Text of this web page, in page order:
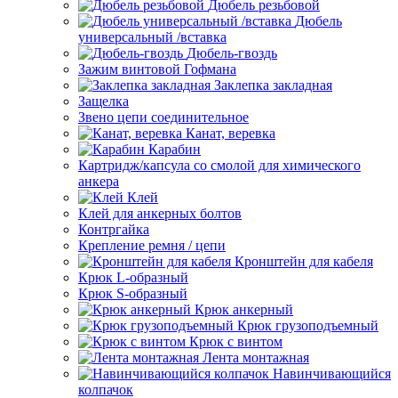
Дюбель резьбовой
Дюбель
универсальный /вставка
Дюбель-гвоздь
Зажим винтовой Гофмана
Заклепка закладная
Защелка
Звено цепи соединительное
Канат, веревка
Карабин
Картридж/капсула со смолой для химического
анкера
Клей
Клей для анкерных болтов
Контргайка
Крепление ремня / цепи
Кронштейн для кабеля
Крюк L-образный
Крюк S-образный
Крюк анкерный
Крюк грузоподъемный
Крюк с винтом
Лента монтажная
Навинчивающийся
колпачок